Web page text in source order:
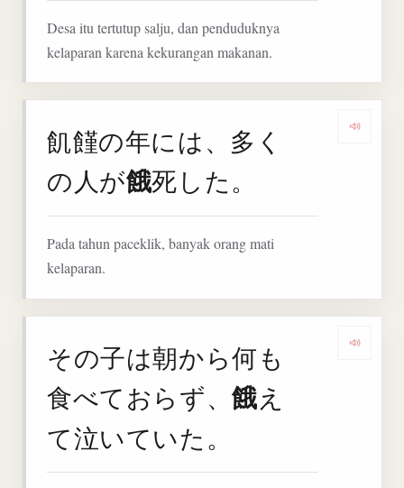
Desa itu tertutup salju, dan penduduknya
kelaparan karena kekurangan makanan.
飢饉の年には、多く
の人が餓死した。
Pada tahun paceklik, banyak orang mati
kelaparan.
その子は朝から何も
食べておらず、餓え
て泣いていた。